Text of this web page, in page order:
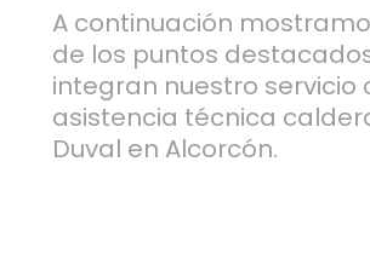
A continuación
de los puntos
integran nuestro servicio
asistencia técnica
Duval en Alcorcón.